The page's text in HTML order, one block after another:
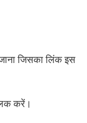
जिसका लिंक इस
करें।